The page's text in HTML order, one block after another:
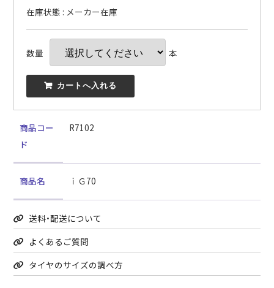
在庫状態 : メーカー在庫
数量 本
 カートへ入れる
商品コー
ド
R7102
商品名 ｉＧ70
送料・配送について
よくあるご質問
タイヤのサイズの調べ方